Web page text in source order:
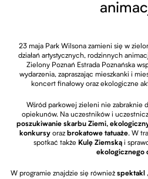
23 maja Park Wilsona zamieni się w
działań artystycznych, rodzinnych
Zielony Poznań Estrada Poznańska
wydarzenia, zapraszając mieszkanki i
koncert finałowy oraz ekologiczne
Wśród parkowej zieleni nie zabraknie
opiekunów. Na uczestników i
poszukiwanie skarbu Ziemi,
konkursy orazbrokatowe tatuaże. W
spotkać także Kulę Ziemską i
ekologicznego
W programie znajdzie się również spektakl